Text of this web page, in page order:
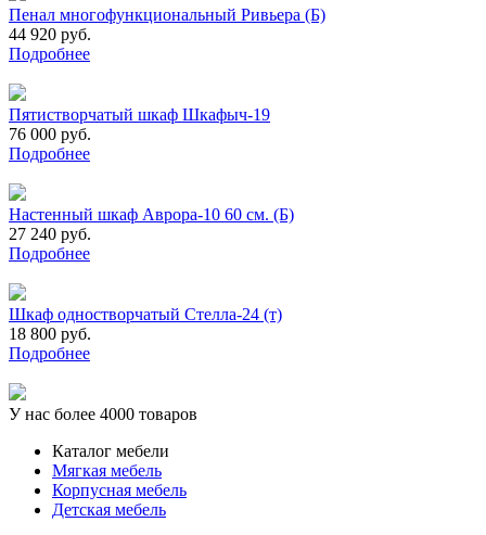
Пенал многофункциональный Ривьера (Б)
44 920 руб.
Подробнее
Пятистворчатый шкаф Шкафыч-19
76 000 руб.
Подробнее
Настенный шкаф Аврора-10 60 см. (Б)
27 240 руб.
Подробнее
Шкаф одностворчатый Стелла-24 (т)
18 800 руб.
Подробнее
У нас более 4000 товаров
Каталог мебели
Мягкая мебель
Корпусная мебель
Детская мебель